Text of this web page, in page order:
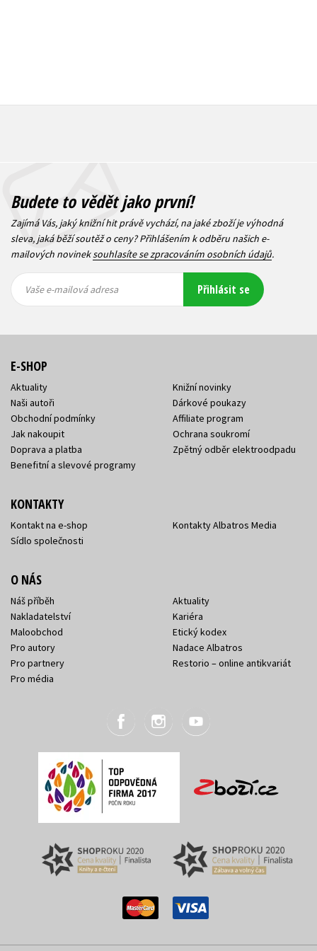
Budete to vědět jako první!
Zajímá Vás, jaký knižní hit právě vychází, na jaké zboží je výhodná
sleva, jaká běží soutěž o ceny? Přihlášením k odběru našich e-
mailových novineksouhlasíte se zpracováním osobních údajů.
mailová
mailová
Vaše e-mailová adresa Přihlásit se
E-SHOP
Aktuality
Naši autoři
Obchodní podmínky
Jak nakoupit
Doprava a platba
Benefitní a slevové programy
Knižní novinky
Dárkové poukazy
Affiliate program
Ochrana soukromí
Zpětný odběr elektroodpadu
KONTAKTY
Kontakt na e-shop
Sídlo společnosti
Kontakty Albatros Media
O NÁS
Náš příběh
Nakladatelství
Maloobchod
Pro autory
Pro partnery
Pro média
Aktuality
Kariéra
Etický kodex
Nadace Albatros
Restorio – online antikvariát